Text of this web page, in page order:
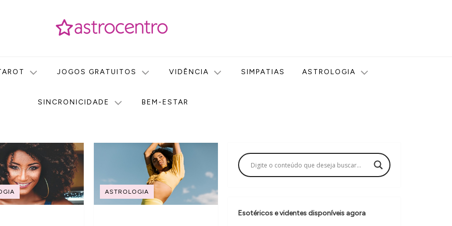
JOGOS GRATUITOS VIDÊNCIA SIMPATIAS ASTROLOGIA
SINCRONICIDADE BEM-ESTAR
ASTROLOGIA
Esotéricos e videntes disponíveis agora